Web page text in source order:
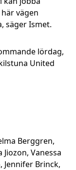
vägen
säger Ismet.
lördag,
United
Berggren,
Vanessa
Jennifer Brinck,